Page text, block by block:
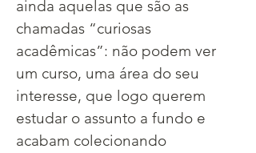
ainda aquelas que são as
chamadas “curiosas
acadêmicas”: não podem ver
um curso, uma área do seu
interesse, que logo querem
estudar o assunto a fundo e
acabam colecionando